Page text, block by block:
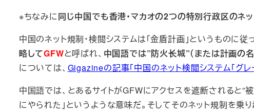
※ちなみに同じ中国でも香港・マカオの2つの特別行政区のネッ
中国のネット規制・検閲システムは「金盾計画」というものに従
略してGFWと呼ばれ、 中国語では”防火长城”（または計画の
については、 Gigazineの記事「中国のネット検閲システム「グレ
中国語では、とあるサイトがGFWにアクセスを遮断されると
にやられた」というような意味だ。そしてそのネット規制を乗